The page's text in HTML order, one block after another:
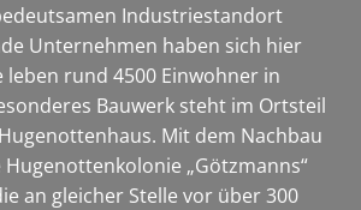
Industriestandort
Unternehmen haben sich hier
leben rund 4500 Einwohner in
Bauwerk steht im Ortsteil
Mit dem Nachbau
„Götzmanns“
an gleicher Stelle vor über 300